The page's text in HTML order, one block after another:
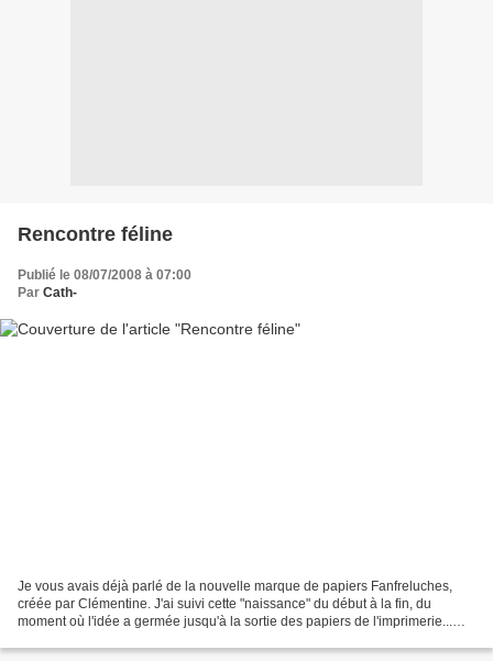
Rencontre féline
Publié le 08/07/2008 à 07:00
Par Cath-
Je vous avais déjà parlé de la nouvelle marque de papiers Fanfreluches,
créée par Clémentine. J'ai suivi cette "naissance" du début à la fin, du
moment où l'idée a germée jusqu'à la sortie des papiers de l'imprimerie...